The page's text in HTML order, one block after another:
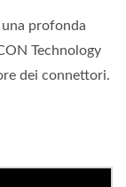
profonda
Technology
dei connettori.